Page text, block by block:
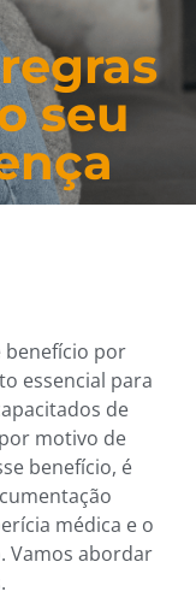
seu
benefício por
essencial para
de
motivo de
benefício, é
médica e o
Vamos abordar